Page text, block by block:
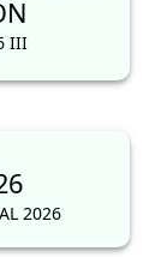
III
2026